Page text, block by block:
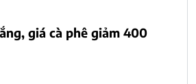
giá cà phê giảm 400